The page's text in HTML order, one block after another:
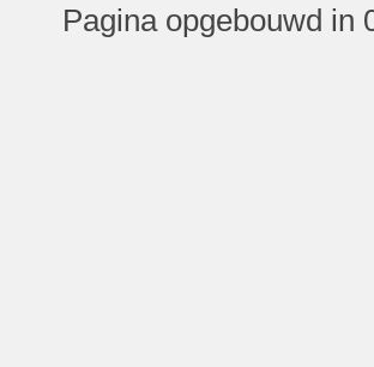
Pagina opgebouwd in